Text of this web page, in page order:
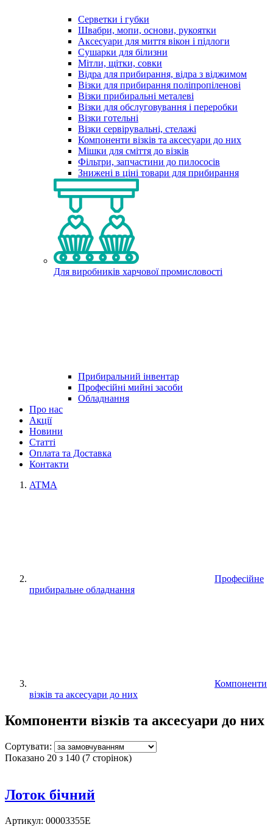
Серветки і губки
Швабри, мопи, основи, рукоятки
Аксесуари для миття вікон і підлоги
Сушарки для білизни
Мітли, щітки, совки
Відра для прибирання, відра з віджимом
Візки для прибирання поліпропіленові
Візки прибиральні металеві
Візки для обслуговування і переробки
Візки готельні
Візки сервірувальні, стелажі
Компоненти візків та аксесуари до них
Мішки для сміття до візків
Фільтри, запчастини до пилососів
Знижені в ціні товари для прибирання
Для виробників харчової промисловості
Прибиральний інвентар
Професійні мийні засоби
Обладнання
Про нас
Акції
Новини
Статті
Оплата та Доставка
Контакти
ATMA
Професійне
прибиральне обладнання
Компоненти
візків та аксесуари до них
Компоненти візків та аксесуари до них
Сортувати:
Показано 20 з 140 (7 сторінок)
Лоток бічний
Артикул: 00003355E